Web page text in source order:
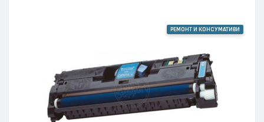
РЕМОНТ И КОНСУМАТИВИ